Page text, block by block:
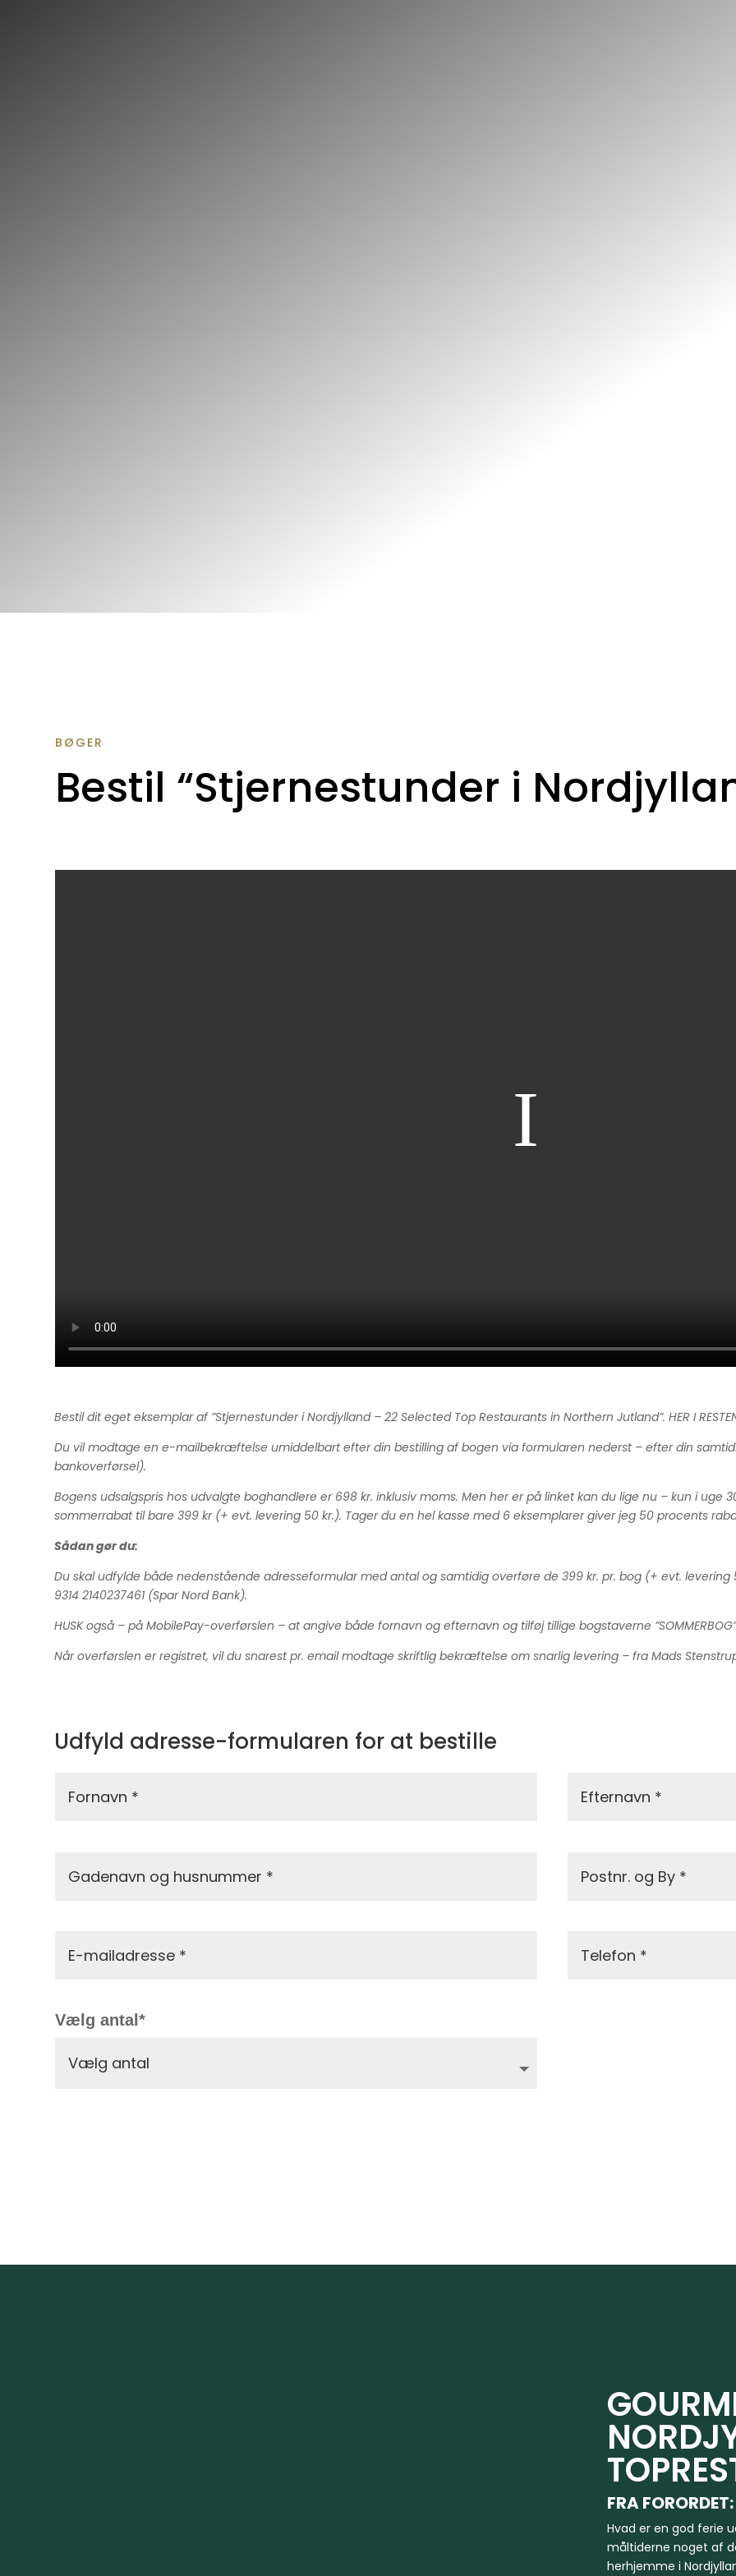
BØGER
Bestil “Stjernestunder i
Bestil dit eget eksemplar af ”Stjernestunder i Nordjylland – 22 Selected Top Restaurants in Northern Jutland”. HER I RESTEN
Du vil modtage en e-mailbekræftelse umiddelbart efter din bestilling af bogen via formularen nederst – efter din
bankoverførsel).
Bogens udsalgspris hos udvalgte boghandlere er 698 kr. inklusiv moms. Men her er på linket kan du lige nu – kun i uge
sommerrabat til bare 399 kr (+ evt. levering 50 kr.). Tager du en hel kasse med 6 eksemplarer giver jeg 50 procents
Sådan gør du:
Du skal udfylde både nedenstående adresseformular med antal og samtidig overføre de 399 kr. pr. bog (+ evt. levering
9314 2140237461 (Spar Nord Bank).
HUSK også – på MobilePay-overførslen – at angive både fornavn og efternavn og tilføj tillige bogstaverne
Når overførslen er registret, vil du snarest pr. email modtage skriftlig bekræftelse om snarlig levering – fra Mads
Udfyld adresse-formularen for at bestille
Vælg antal
FRA FORORDET:
Hvad er en god ferie
måltiderne noget af
herhjemme i